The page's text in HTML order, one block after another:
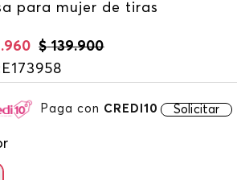
para mujer de tiras
$ 139.900
.960
E173958
Paga con CREDI10 Solicitar